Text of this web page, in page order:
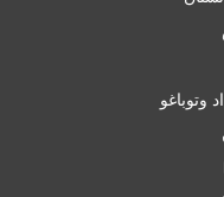
وتوباغو